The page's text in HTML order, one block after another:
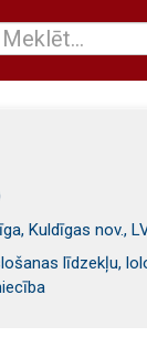
Kuldīgas nov.,
līdzekļu,